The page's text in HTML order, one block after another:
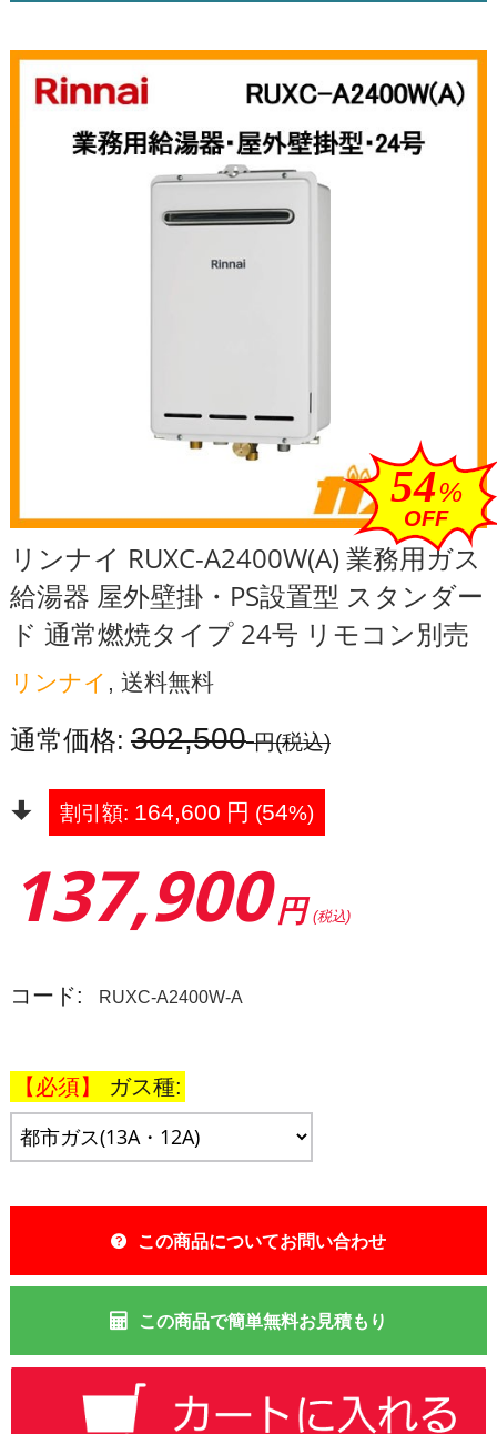
54%
OFF
リンナイ RUXC-A2400W(A) 業務用ガス
給湯器 屋外壁掛・PS設置型 スタンダー
ド 通常燃焼タイプ 24号 リモコン別売
リンナイ , 送料無料
通常価格: 302,500 円(税込)
割引額: 164,600 円 (54%)
137,900 円 (税込)
コード: RUXC-A2400W-A
ガス種:
この商品についてお問い合わせ
この商品で簡単無料お見積もり